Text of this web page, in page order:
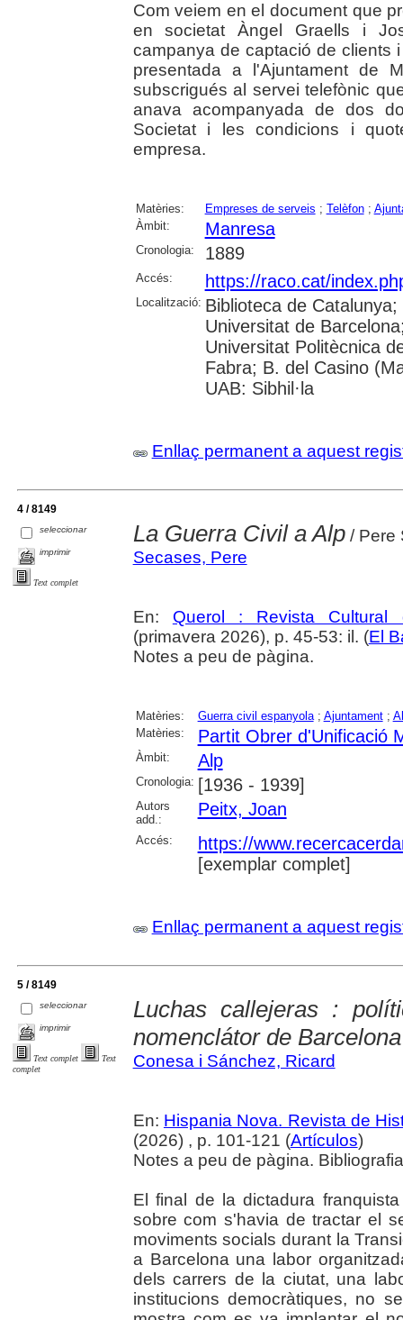
Com veiem en el document que
en societat Àngel Graells i
campanya de captació de clients
presentada a l'Ajuntament de
subscrigués al servei telefònic
anava acompanyada de dos
Societat i les condicions i
empresa.
Matèries: Empreses de serveis ; Telèfon;
Àmbit:
Manresa
Cronologia: 1889
Accés: https://raco.cat/
Localització: Biblioteca de
Universitat de
Universitat Politècnica
Fabra; B. del Casino
UAB: Sibhil·la
Enllaç permanent a aquest
4 / 8149
seleccionar
imprimir
Text complet
La Guerra Civil a Alp/ Pere
Secases, Pere
En: Querol : Revista Cultural
(primavera 2026), p. 45-53: il. (El
Notes a peu de pàgina.
Matèries: Guerra civil espanyola; Ajuntament;
Matèries:
Partit Obrer d'Unificació
Àmbit: Alp
Cronologia: [1936 - 1939]
Autors
add.:
Peitx, Joan
Accés:
https://
[exemplar complet]
Enllaç permanent a aquest
5 / 8149
seleccionar
imprimir
Text complet
Text
complet
Luchas callejeras :
nomenclátor de Barcelona
Conesa i Sánchez, Ricard
En: Hispania Nova. Revista de
(2026) , p. 101-121 (Artículos)
Notes a peu de pàgina.
El final de la dictadura
sobre com s'havia de tractar el
moviments socials durant la
a Barcelona una labor
dels carrers de la ciutat, una
institucions democràtiques, no